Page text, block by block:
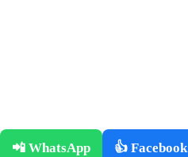
📲 WhatsApp 👍 Facebook